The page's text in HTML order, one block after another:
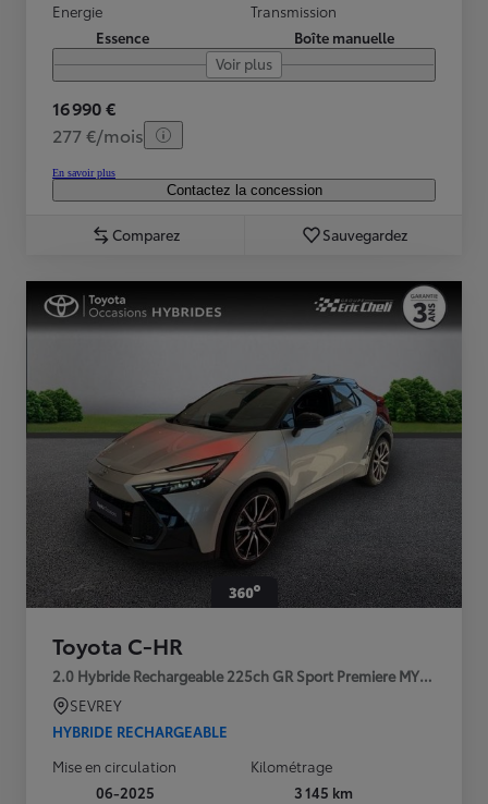
Energie
Essence
Transmission
Boîte manuelle
Voir plus
16 990 €
277 €/mois
En savoir plus
Contactez la concession
Comparez Sauvegardez
Toyota C-HR
2.0 Hybride Rechargeable 225ch GR Sport Premiere MY25
SEVREY
HYBRIDE RECHARGEABLE
Mise en circulation
06-2025
Kilométrage
3 145 km